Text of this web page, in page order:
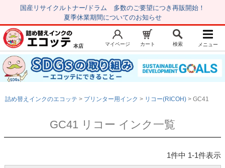
国産リサイクルトナー/ドラム 多数のご要望につき再販開始！
夏季休業期間についてのお知らせ
新規会員登録 マイページ
トップページ お気に入り
注文履歴 レビュー履歴
はじめての方へ
本店 マイページ カート 検索 メニュー
詰め替えインクのエコッテ プリンター用インク リコー(RICOH) GC41
GC41 リコー インク一覧
1件中 1-1件表示